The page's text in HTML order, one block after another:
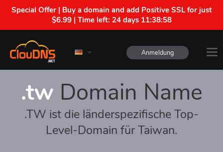
Special Offer | Buy a domain and add Positive SSL for just
$6.99 | Time left: 24 days 11:38:58
Anmeldung
.tw Domain Name
.TW ist die länderspezifische Top-
Level-Domain für Taiwan.